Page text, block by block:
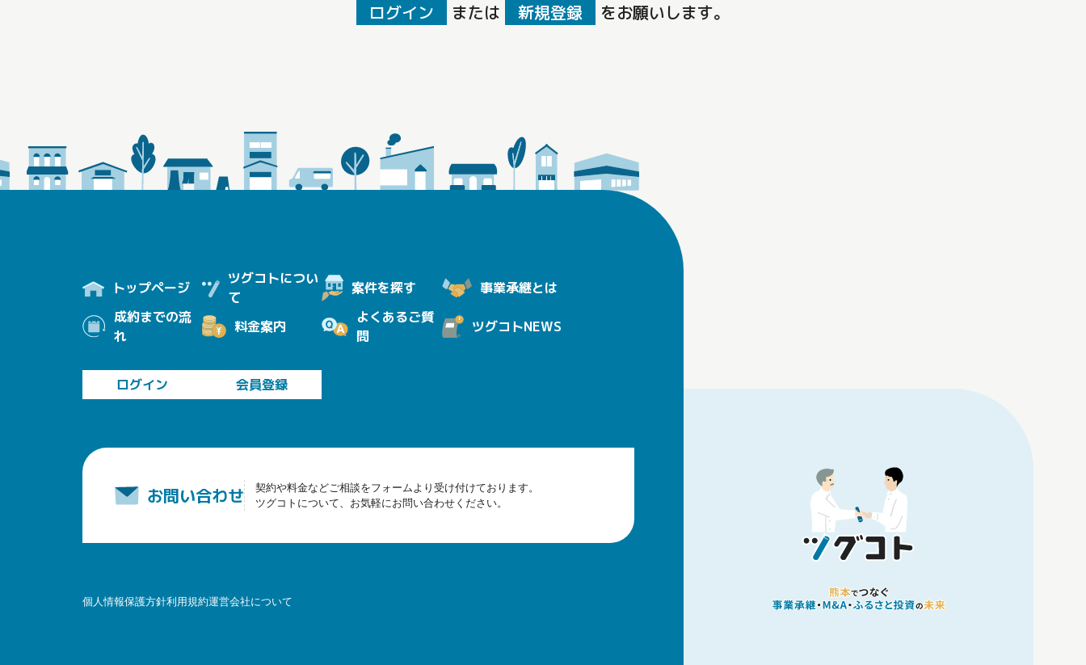
ログイン
または 新規登録 をお願いします。
トップページ
ツグコトについ
て
案件を探す
事業承継とは
成約までの流
れ
料金案内
よくあるご質
問
ツグコトNEWS
ログイン 会員登録
お問い合わせ
契約や料金などご相談をフォームより受け付けております。
ツグコトについて、お気軽にお問い合わせください。
個人情報保護方針利用規約運営会社について